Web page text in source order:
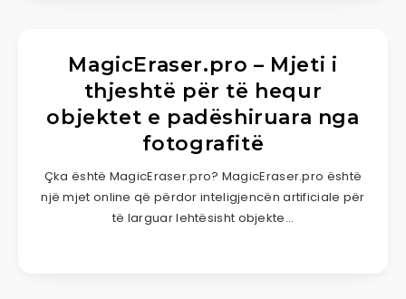
MagicEraser.pro – Mjeti i
thjeshtë për të hequr
objektet e padëshiruara nga
fotografitë
Çka është MagicEraser.pro? MagicEraser.pro është
një mjet online që përdor inteligjencën artificiale për
të larguar lehtësisht objekte…